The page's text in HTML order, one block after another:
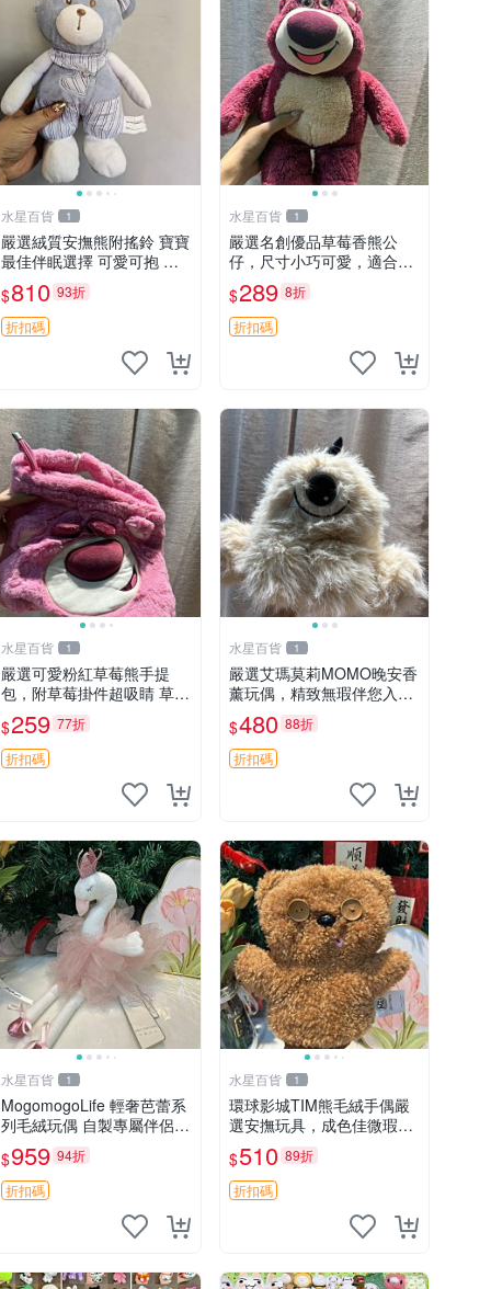
水星百貨 1
嚴選絨質安撫熊附搖鈴 寶寶
最佳伴眠選擇 可愛可抱 絨
毛玩具 安撫熊 嬰兒用
$810 93折
折扣碼
水星百貨 1
嚴選名創優品草莓香熊公
仔，尺寸小巧可愛，適合收
藏賞玩 30cm 玩具 公仔 草
莓熊
$289 8折
折扣碼
水星百貨 1
嚴選可愛粉紅草莓熊手提
包，附草莓掛件超吸睛 草莓
熊手提包 草莓掛件 可愛port
unese
$259 77折
折扣碼
水星百貨 1
嚴選艾瑪莫莉MOMO晚安香
薰玩偶，精致無瑕伴您入眠
晚安精靈 香薰玩具 玩偶收
藏
$480 88折
折扣碼
水星百貨 1
MogomogoLife 輕奢芭蕾系
列毛絨玩偶 自製專屬伴侶
帶標牌全新成色 芭蕾系列
毛絨玩偶 安撫玩具 新款上
架
$959 94折
折扣碼
水星百貨 1
環球影城TIM熊毛絨手偶嚴
選安撫玩具，成色佳微瑕
疵，贈小禮物超值優惠 TIM
熊 毛絨手偶 安撫 toy 嚴選
$510 89折
折扣碼